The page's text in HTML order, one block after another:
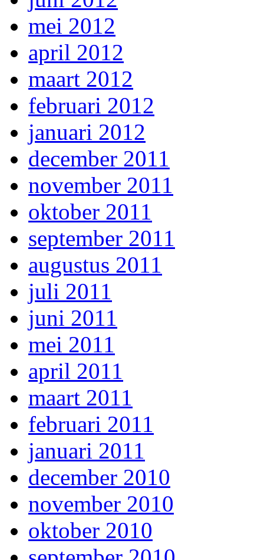
mei 2012
april 2012
maart 2012
februari 2012
januari 2012
december 2011
november 2011
oktober 2011
september 2011
augustus 2011
juli 2011
juni 2011
mei 2011
april 2011
maart 2011
februari 2011
januari 2011
december 2010
november 2010
oktober 2010